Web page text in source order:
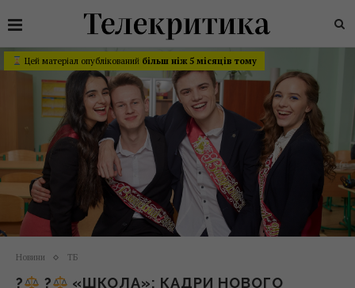
Цей матеріал опублікований більш ніж 5 місяців тому
Новини ТБ
? ?
«ШКОЛА»: КАДРИ НОВОГО